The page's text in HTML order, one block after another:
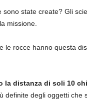
sono state create? Gli
missione.
le rocce hanno questa
la distanza di soli 10
degli oggetti che